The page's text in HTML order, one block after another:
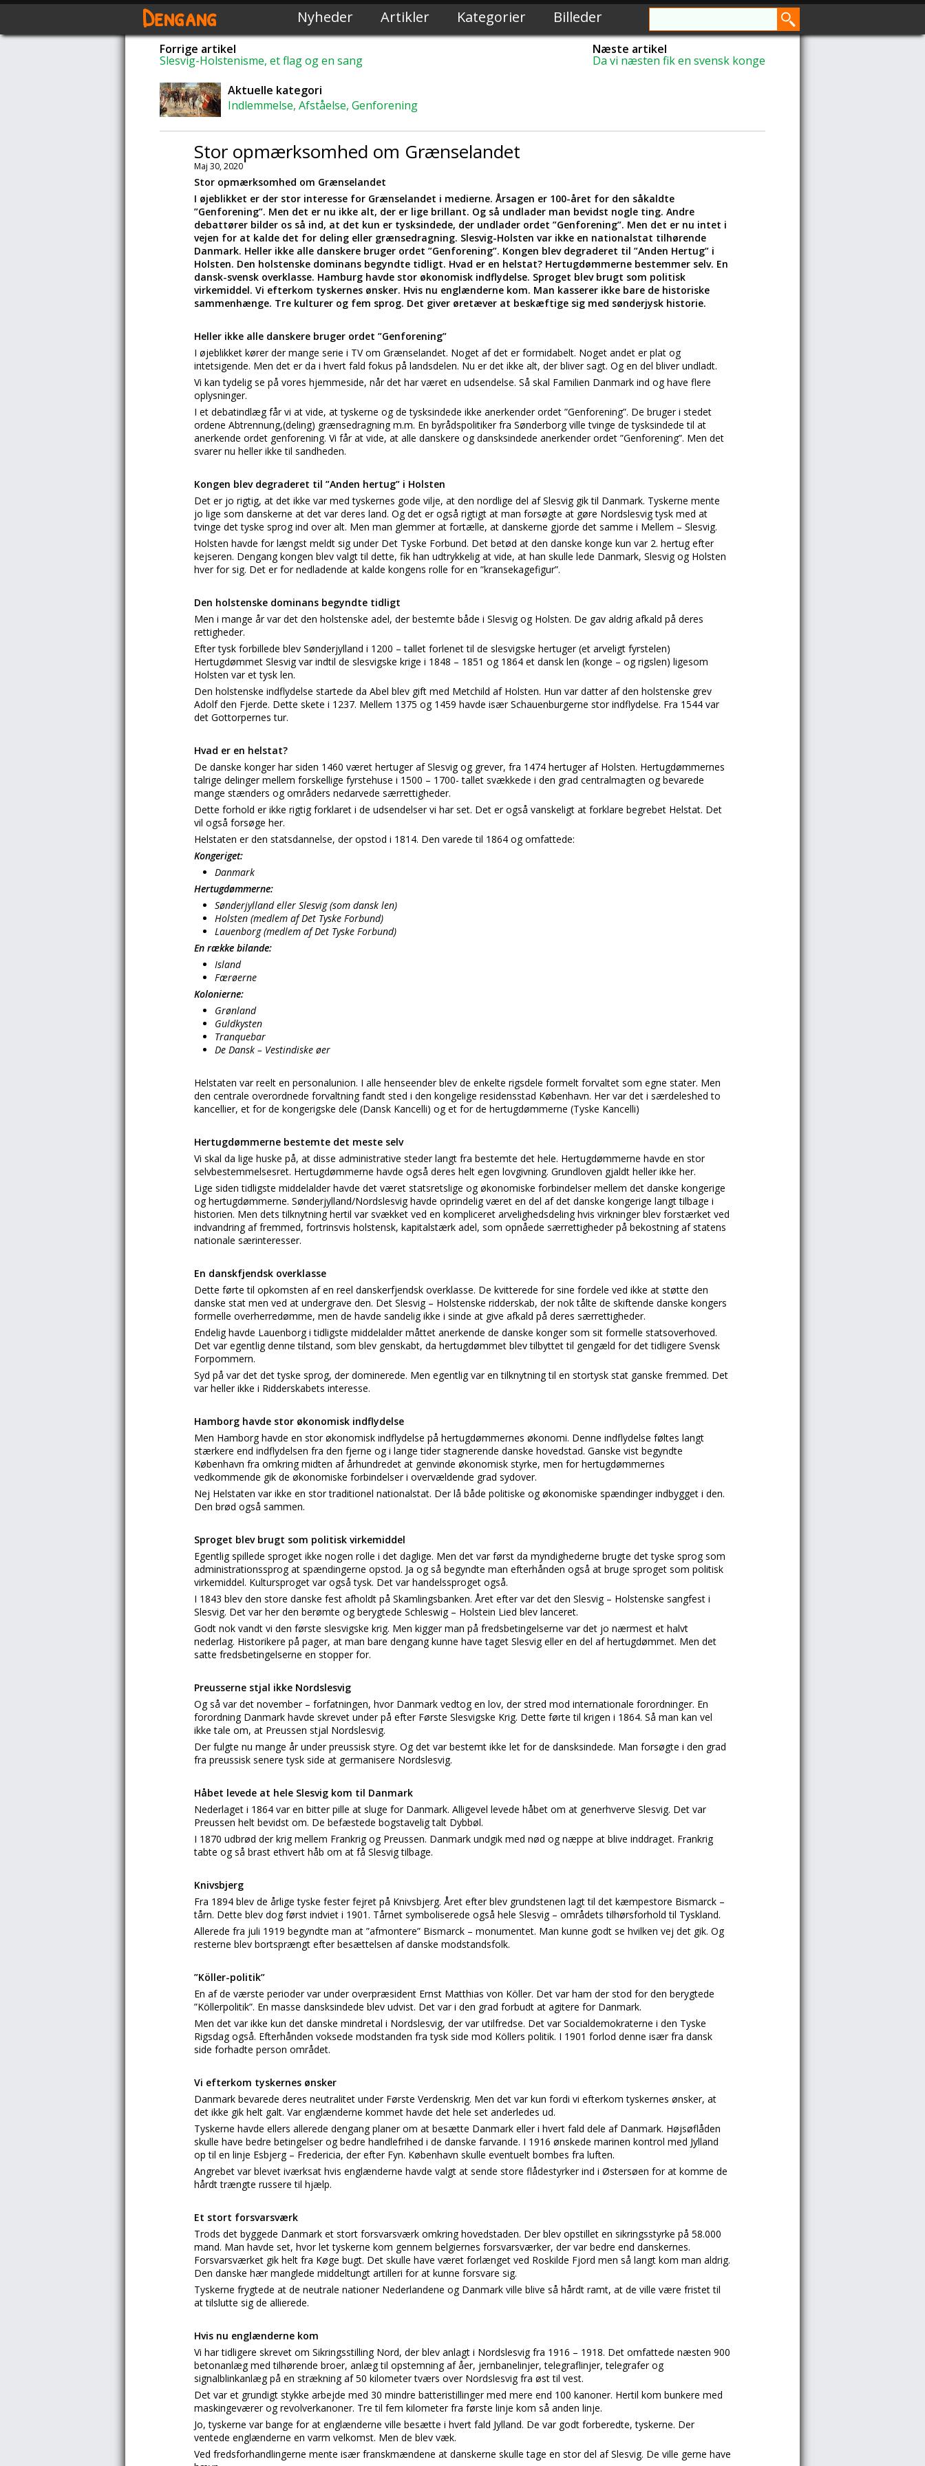
Dengang Nyheder Artikler Kategorier Billeder
Forrige artikel
Slesvig-Holstenisme, et flag og en sang
Næste artikel
Da vi næsten fik en svensk konge
Aktuelle kategori
Indlemmelse, Afståelse, Genforening
Stor opmærksomhed om Grænselandet
Maj 30, 2020
Stor opmærksomhed om Grænselandet
I øjeblikket er der stor interesse for Grænselandet i medierne. Årsagen er 100-året for den såkaldte
”Genforening”. Men det er nu ikke alt, der er lige brillant. Og så undlader man bevidst nogle ting. Andre
debattører bilder os så ind, at det kun er tysksindede, der undlader ordet ”Genforening”. Men det er nu intet i
vejen for at kalde det for deling eller grænsedragning. Slesvig-Holsten var ikke en nationalstat tilhørende
Danmark. Heller ikke alle danskere bruger ordet ”Genforening”. Kongen blev degraderet til ”Anden Hertug” i
Holsten. Den holstenske dominans begyndte tidligt. Hvad er en helstat? Hertugdømmerne bestemmer selv. En
dansk-svensk overklasse. Hamburg havde stor økonomisk indflydelse. Sproget blev brugt som politisk
virkemiddel. Vi efterkom tyskernes ønsker. Hvis nu englænderne kom. Man kasserer ikke bare de historiske
sammenhænge. Tre kulturer og fem sprog. Det giver øretæver at beskæftige sig med sønderjysk historie.
Heller ikke alle danskere bruger ordet ”Genforening”
I øjeblikket kører der mange serie i TV om Grænselandet. Noget af det er formidabelt. Noget andet er plat og
intetsigende. Men det er da i hvert fald fokus på landsdelen. Nu er det ikke alt, der bliver sagt. Og en del bliver undladt.
Vi kan tydelig se på vores hjemmeside, når det har været en udsendelse. Så skal Familien Danmark ind og have flere
oplysninger.
I et debatindlæg får vi at vide, at tyskerne og de tysksindede ikke anerkender ordet ”Genforening”. De bruger i stedet
ordene Abtrennung,(deling) grænsedragning m.m. En byrådspolitiker fra Sønderborg ville tvinge de tysksindede til at
anerkende ordet genforening. Vi får at vide, at alle danskere og dansksindede anerkender ordet ”Genforening”. Men det
svarer nu heller ikke til sandheden.
Kongen blev degraderet til ”Anden hertug” i Holsten
Det er jo rigtig, at det ikke var med tyskernes gode vilje, at den nordlige del af Slesvig gik til Danmark. Tyskerne mente
jo lige som danskerne at det var deres land. Og det er også rigtigt at man forsøgte at gøre Nordslesvig tysk med at
tvinge det tyske sprog ind over alt. Men man glemmer at fortælle, at danskerne gjorde det samme i Mellem – Slesvig.
Holsten havde for længst meldt sig under Det Tyske Forbund. Det betød at den danske konge kun var 2. hertug efter
kejseren. Dengang kongen blev valgt til dette, fik han udtrykkelig at vide, at han skulle lede Danmark, Slesvig og Holsten
hver for sig. Det er for nedladende at kalde kongens rolle for en ”kransekagefigur”.
Den holstenske dominans begyndte tidligt
Men i mange år var det den holstenske adel, der bestemte både i Slesvig og Holsten. De gav aldrig afkald på deres
rettigheder.
Efter tysk forbillede blev Sønderjylland i 1200 – tallet forlenet til de slesvigske hertuger (et arveligt fyrstelen)
Hertugdømmet Slesvig var indtil de slesvigske krige i 1848 – 1851 og 1864 et dansk len (konge – og rigslen) ligesom
Holsten var et tysk len.
Den holstenske indflydelse startede da Abel blev gift med Metchild af Holsten. Hun var datter af den holstenske grev
Adolf den Fjerde. Dette skete i 1237. Mellem 1375 og 1459 havde især Schauenburgerne stor indflydelse. Fra 1544 var
det Gottorpernes tur.
Hvad er en helstat?
De danske konger har siden 1460 været hertuger af Slesvig og grever, fra 1474 hertuger af Holsten. Hertugdømmernes
talrige delinger mellem forskellige fyrstehuse i 1500 – 1700- tallet svækkede i den grad centralmagten og bevarede
mange stænders og områders nedarvede særrettigheder.
Dette forhold er ikke rigtig forklaret i de udsendelser vi har set. Det er også vanskeligt at forklare begrebet Helstat. Det
vil også forsøge her.
Helstaten er den statsdannelse, der opstod i 1814. Den varede til 1864 og omfattede:
Kongeriget:
Danmark
Hertugdømmerne:
Sønderjylland eller Slesvig (som dansk len)
Holsten (medlem af Det Tyske Forbund)
Lauenborg (medlem af Det Tyske Forbund)
En række bilande:
Island
Færøerne
Kolonierne:
Grønland
Guldkysten
Tranquebar
De Dansk – Vestindiske øer
Helstaten var reelt en personalunion. I alle henseender blev de enkelte rigsdele formelt forvaltet som egne stater. Men
den centrale overordnede forvaltning fandt sted i den kongelige residensstad København. Her var det i særdeleshed to
kancellier, et for de kongerigske dele (Dansk Kancelli) og et for de hertugdømmerne (Tyske Kancelli)
Hertugdømmerne bestemte det meste selv
Vi skal da lige huske på, at disse administrative steder langt fra bestemte det hele. Hertugdømmerne havde en stor
selvbestemmelsesret. Hertugdømmerne havde også deres helt egen lovgivning. Grundloven gjaldt heller ikke her.
Lige siden tidligste middelalder havde det været statsretslige og økonomiske forbindelser mellem det danske kongerige
og hertugdømmerne. Sønderjylland/Nordslesvig havde oprindelig været en del af det danske kongerige langt tilbage i
historien. Men dets tilknytning hertil var svækket ved en kompliceret arvelighedsdeling hvis virkninger blev forstærket ved
indvandring af fremmed, fortrinsvis holstensk, kapitalstærk adel, som opnåede særrettigheder på bekostning af statens
nationale særinteresser.
En danskfjendsk overklasse
Dette førte til opkomsten af en reel danskerfjendsk overklasse. De kvitterede for sine fordele ved ikke at støtte den
danske stat men ved at undergrave den. Det Slesvig – Holstenske ridderskab, der nok tålte de skiftende danske kongers
formelle overherredømme, men de havde sandelig ikke i sinde at give afkald på deres særrettigheder.
Endelig havde Lauenborg i tidligste middelalder måttet anerkende de danske konger som sit formelle statsoverhoved.
Det var egentlig denne tilstand, som blev genskabt, da hertugdømmet blev tilbyttet til gengæld for det tidligere Svensk
Forpommern.
Syd på var det det tyske sprog, der dominerede. Men egentlig var en tilknytning til en stortysk stat ganske fremmed. Det
var heller ikke i Ridderskabets interesse.
Hamborg havde stor økonomisk indflydelse
Men Hamborg havde en stor økonomisk indflydelse på hertugdømmernes økonomi. Denne indflydelse føltes langt
stærkere end indflydelsen fra den fjerne og i lange tider stagnerende danske hovedstad. Ganske vist begyndte
København fra omkring midten af århundredet at genvinde økonomisk styrke, men for hertugdømmernes
vedkommende gik de økonomiske forbindelser i overvældende grad sydover.
Nej Helstaten var ikke en stor traditionel nationalstat. Der lå både politiske og økonomiske spændinger indbygget i den.
Den brød også sammen.
Sproget blev brugt som politisk virkemiddel
Egentlig spillede sproget ikke nogen rolle i det daglige. Men det var først da myndighederne brugte det tyske sprog som
administrationssprog at spændingerne opstod. Ja og så begyndte man efterhånden også at bruge sproget som politisk
virkemiddel. Kultursproget var også tysk. Det var handelssproget også.
I 1843 blev den store danske fest afholdt på Skamlingsbanken. Året efter var det den Slesvig – Holstenske sangfest i
Slesvig. Det var her den berømte og berygtede Schleswig – Holstein Lied blev lanceret.
Godt nok vandt vi den første slesvigske krig. Men kigger man på fredsbetingelserne var det jo nærmest et halvt
nederlag. Historikere på pager, at man bare dengang kunne have taget Slesvig eller en del af hertugdømmet. Men det
satte fredsbetingelserne en stopper for.
Preusserne stjal ikke Nordslesvig
Og så var det november – forfatningen, hvor Danmark vedtog en lov, der stred mod internationale forordninger. En
forordning Danmark havde skrevet under på efter Første Slesvigske Krig. Dette førte til krigen i 1864. Så man kan vel
ikke tale om, at Preussen stjal Nordslesvig.
Der fulgte nu mange år under preussisk styre. Og det var bestemt ikke let for de dansksindede. Man forsøgte i den grad
fra preussisk senere tysk side at germanisere Nordslesvig.
Håbet levede at hele Slesvig kom til Danmark
Nederlaget i 1864 var en bitter pille at sluge for Danmark. Alligevel levede håbet om at generhverve Slesvig. Det var
Preussen helt bevidst om. De befæstede bogstavelig talt Dybbøl.
I 1870 udbrød der krig mellem Frankrig og Preussen. Danmark undgik med nød og næppe at blive inddraget. Frankrig
tabte og så brast ethvert håb om at få Slesvig tilbage.
Knivsbjerg
Fra 1894 blev de årlige tyske fester fejret på Knivsbjerg. Året efter blev grundstenen lagt til det kæmpestore Bismarck –
tårn. Dette blev dog først indviet i 1901. Tårnet symboliserede også hele Slesvig – områdets tilhørsforhold til Tyskland.
Allerede fra juli 1919 begyndte man at ”afmontere” Bismarck – monumentet. Man kunne godt se hvilken vej det gik. Og
resterne blev bortsprængt efter besættelsen af danske modstandsfolk.
”Köller-politik”
En af de værste perioder var under overpræsident Ernst Matthias von Köller. Det var ham der stod for den berygtede
”Köllerpolitik”. En masse dansksindede blev udvist. Det var i den grad forbudt at agitere for Danmark.
Men det var ikke kun det danske mindretal i Nordslesvig, der var utilfredse. Det var Socialdemokraterne i den Tyske
Rigsdag også. Efterhånden voksede modstanden fra tysk side mod Köllers politik. I 1901 forlod denne især fra dansk
side forhadte person området.
Vi efterkom tyskernes ønsker
Danmark bevarede deres neutralitet under Første Verdenskrig. Men det var kun fordi vi efterkom tyskernes ønsker, at
det ikke gik helt galt. Var englænderne kommet havde det hele set anderledes ud.
Tyskerne havde ellers allerede dengang planer om at besætte Danmark eller i hvert fald dele af Danmark. Højsøflåden
skulle have bedre betingelser og bedre handlefrihed i de danske farvande. I 1916 ønskede marinen kontrol med Jylland
op til en linje Esbjerg – Fredericia, der efter Fyn. København skulle eventuelt bombes fra luften.
Angrebet var blevet iværksat hvis englænderne havde valgt at sende store flådestyrker ind i Østersøen for at komme de
hårdt trængte russere til hjælp.
Et stort forsvarsværk
Trods det byggede Danmark et stort forsvarsværk omkring hovedstaden. Der blev opstillet en sikringsstyrke på 58.000
mand. Man havde set, hvor let tyskerne kom gennem belgiernes forsvarsværker, der var bedre end danskernes.
Forsvarsværket gik helt fra Køge bugt. Det skulle have været forlænget ved Roskilde Fjord men så langt kom man aldrig.
Den danske hær manglede middeltungt artilleri for at kunne forsvare sig.
Tyskerne frygtede at de neutrale nationer Nederlandene og Danmark ville blive så hårdt ramt, at de ville være fristet til
at tilslutte sig de allierede.
Hvis nu englænderne kom
Vi har tidligere skrevet om Sikringsstilling Nord, der blev anlagt i Nordslesvig fra 1916 – 1918. Det omfattede næsten 900
betonanlæg med tilhørende broer, anlæg til opstemning af åer, jernbanelinjer, telegraflinjer, telegrafer og
signalblinkanlæg på en strækning af 50 kilometer tværs over Nordslesvig fra øst til vest.
Det var et grundigt stykke arbejde med 30 mindre batteristillinger med mere end 100 kanoner. Hertil kom bunkere med
maskingeværer og revolverkanoner. Tre til fem kilometer fra første linje kom så anden linje.
Jo, tyskerne var bange for at englænderne ville besætte i hvert fald Jylland. De var godt forberedte, tyskerne. Der
ventede englænderne en varm velkomst. Men de blev væk.
Ved fredsforhandlingerne mente især franskmændene at danskerne skulle tage en stor del af Slesvig. De ville gerne have